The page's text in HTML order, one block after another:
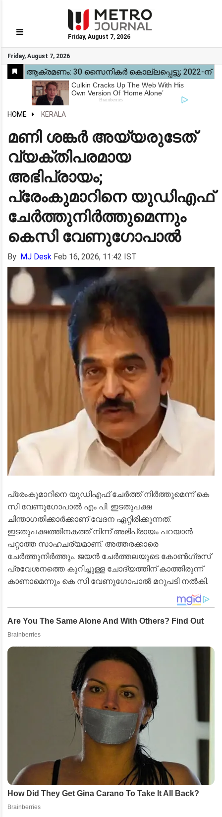
Friday, August 7, 2026
Friday, August 7, 2026
GO
Home
Kerala
National
Gulf
World
Sports
Movies
Health
Automobile
Travel
Education
Novel
Business
Technology
Webstory
HOME KERALA
മണി ശങ്കർ അയ്യരുടേത്
വ്യക്തിപരമായ
അഭിപ്രായം;
പ്രേംകുമാറിനെ യുഡിഎഫ്
ചേർത്തുനിർത്തുമെന്നും
കെസി വേണുഗോപാൽ
By MJ Desk Feb 16, 2026, 11:42 IST
പ്രേംകുമാറിനെ യുഡിഎഫ് ചേർത്ത് നിർത്തുമെന്ന് കെ
സി വേണുഗോപാൽ എം പി. ഇടതുപക്ഷ
ചിന്താഗതിക്കാർക്കാണ് വേദന ഏറ്റിരിക്കുന്നത്.
ഇടതുപക്ഷത്തിനകത്ത് നിന്ന് അഭിപ്രായം പറയാൻ
പറ്റാത്ത സാഹചര്യമാണ്. അത്തരക്കാരെ
ചേർത്തുനിർത്തും. ജയൻ ചേർത്തലയുടെ കോൺഗ്രസ്
പ്രവേശനത്തെ കുറിച്ചുള്ള ചോദ്യത്തിന് കാത്തിരുന്ന്
കാണാമെന്നും കെ സി വേണുഗോപാൽ മറുപടി നൽകി.